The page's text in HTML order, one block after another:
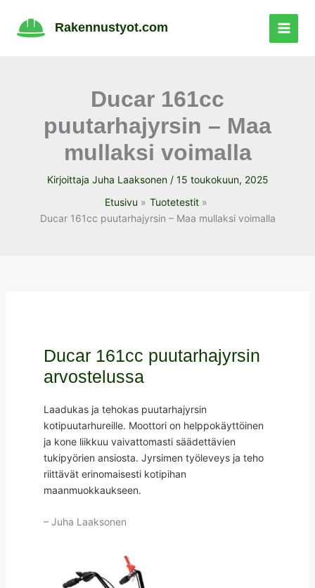
sisältöön
Rakennustyot.com
Ducar 161cc
puutarhajyrsin – Maa
mullaksi voimalla
Kirjoittaja Juha Laaksonen / 15 toukokuun, 2025
Etusivu
Tuotetestit
Ducar 161cc puutarhajyrsin – Maa mullaksi voimalla
Ducar 161cc puutarhajyrsin
arvostelussa
Laadukas ja tehokas puutarhajyrsin
kotipuutarhureille. Moottori on helppokäyttöinen
ja kone liikkuu vaivattomasti säädettävien
tukipyörien ansiosta. Jyrsimen työleveys ja teho
riittävät erinomaisesti kotipihan
maanmuokkaukseen.
– Juha Laaksonen